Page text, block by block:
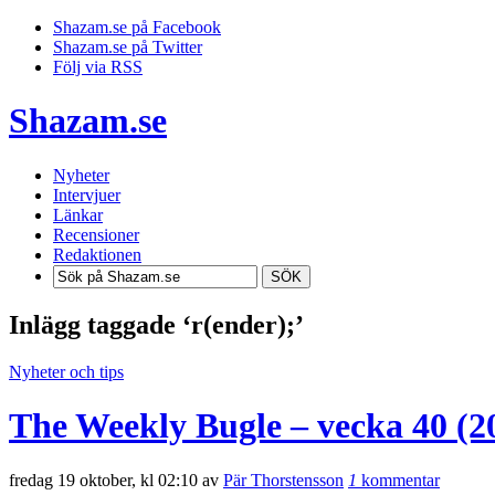
Shazam.se på Facebook
Shazam.se på Twitter
Följ via RSS
Shazam.se
Nyheter
Intervjuer
Länkar
Recensioner
Redaktionen
SÖK
Inlägg taggade ‘r(ender);’
Nyheter och tips
The Weekly Bugle – vecka 40
fredag 19 oktober, kl 02:10 av Pär Thorstensson 1 kommentar